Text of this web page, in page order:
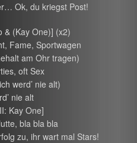
Ok, du kriegst Post!
& (Kay One)] (x2)
Fame, Sportwagen
am Ohr tragen)
oft Sex
werd’ nie alt)
nie alt
Kay One]
bla bla bla
zu, ihr wart mal Stars!